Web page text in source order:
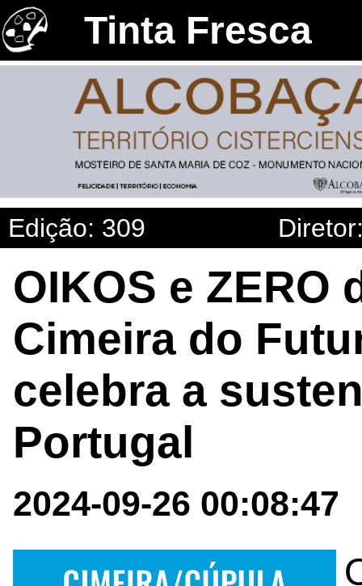
Tinta Fresca
Edição: 309
OIKOS e ZERO
Cimeira do
celebra a
Portugal
2024-09-26 00:08:47